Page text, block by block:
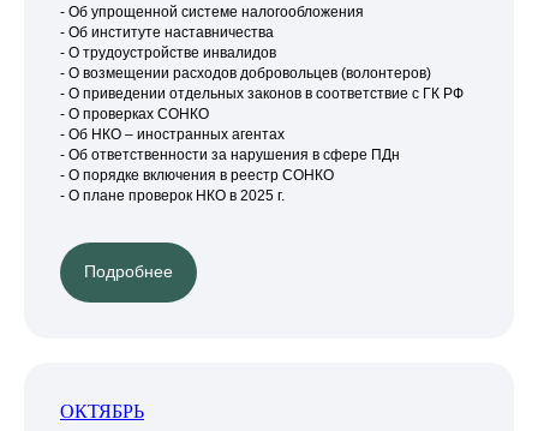
- Об упрощенной системе налогообложения
- Об институте наставничества
- О трудоустройстве инвалидов
- О возмещении расходов добровольцев (волонтеров)
- О приведении отдельных законов в соответствие с ГК РФ
- О проверках СОНКО
- Об НКО – иностранных агентах
- Об ответственности за нарушения в сфере ПДн
- О порядке включения в реестр СОНКО
- О плане проверок НКО в 2025 г.
Подробнее
ОКТЯБРЬ